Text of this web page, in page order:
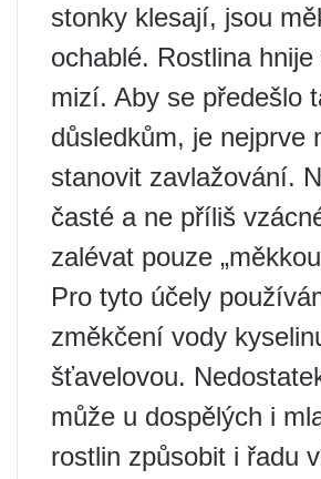
stonky klesají, jsou
ochablé. Rostlina
mizí. Aby se předešlo
důsledkům, je nejprve
stanovit zavlažování.
časté a ne příliš
zalévat pouze
Pro tyto účely
změkčení vody
šťavelovou.
může u dospělých i
rostlin způsobit i řadu